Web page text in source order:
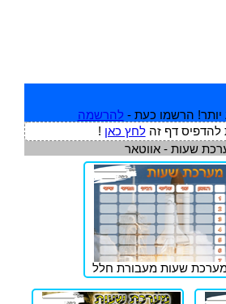
יותר! הרשמו כעת - להרשמה
להדפיס דף זהלחץ כאן !
שעות מעבורת חלל